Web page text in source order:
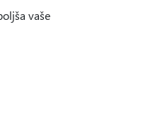
vaše